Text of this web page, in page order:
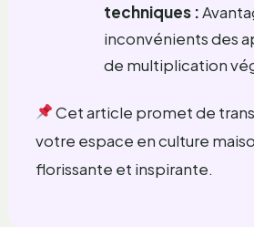
techniques :
inconvénients des
de multiplication
Cet article promet de
votre espace en culture
florissante et inspirante.